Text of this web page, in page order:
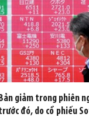
giảm trong phiên
đó, do cổ phiếu